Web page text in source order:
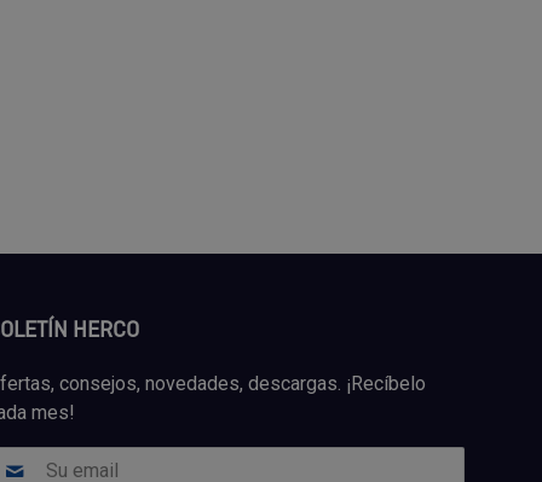
HERCO
consejos, novedades, descargas. ¡Recíbelo
mes!